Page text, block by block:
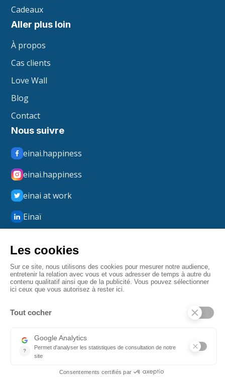
Cadeaux
Aller plus loin
À propos
Cas clients
Love Wall
Blog
Contact
Nous suivre
einai.happiness
einai.happiness
einai at work
Einaï
© 2026 Einaï. Tous droits réservés.
Mentions légales
Confidentialité
Fait par Angulaire